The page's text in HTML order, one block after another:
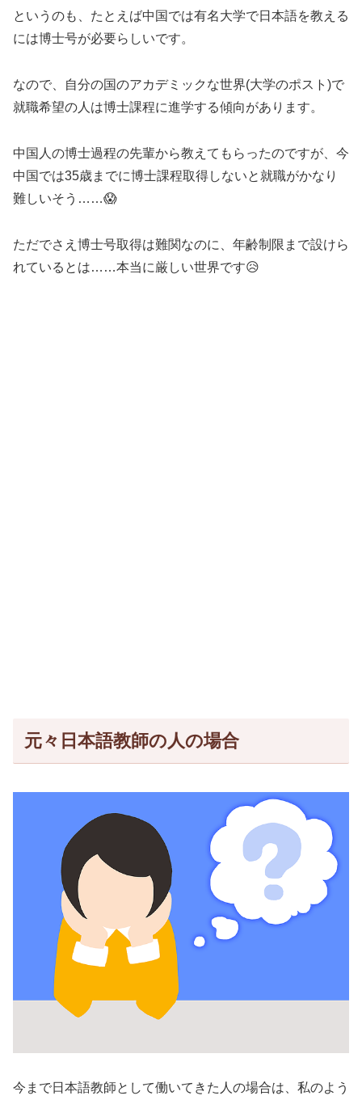
というのも、たとえば中国では有名大学で日本語を教える
には博士号が必要らしいです。
なので、自分の国のアカデミックな世界(大学のポスト)で
就職希望の人は博士課程に進学する傾向があります。
中国人の博士過程の先輩から教えてもらったのですが、今
中国では35歳までに博士課程取得しないと就職がかなり
難しいそう……😱
ただでさえ博士号取得は難関なのに、年齢制限まで設けら
れているとは……本当に厳しい世界です😥
元々日本語教師の人の場合
今まで日本語教師として働いてきた人の場合は、私のよう